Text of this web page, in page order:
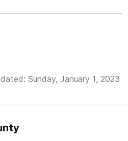
Sunday, January 1, 2023